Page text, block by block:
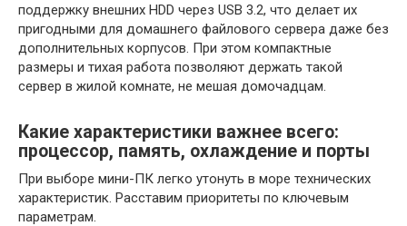
поддержку внешних HDD через USB 3.2, что делает их
пригодными для домашнего файлового сервера даже без
дополнительных корпусов. При этом компактные
размеры и тихая работа позволяют держать такой
сервер в жилой комнате, не мешая домочадцам.
Какие характеристики важнее всего:
процессор, память, охлаждение и порты
При выборе мини-ПК легко утонуть в море технических
характеристик. Расставим приоритеты по ключевым
параметрам.